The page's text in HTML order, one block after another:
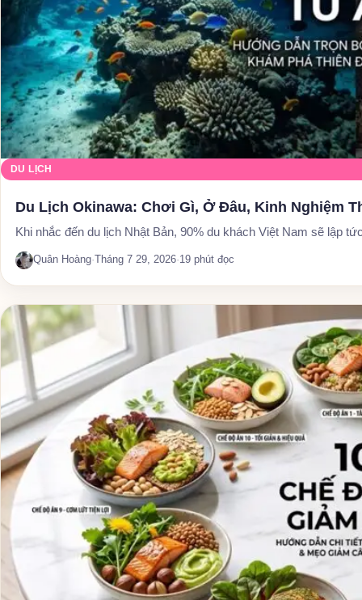
DU LỊCH
Du Lịch Okinawa: Chơi Gì, Ở Đâu, Kinh Nghiệm
Khi nhắc đến du lịch Nhật Bản, 90% du khách Việt Nam sẽ lập
Quân Hoàng· Tháng 7 29, 2026·19 phút đọc